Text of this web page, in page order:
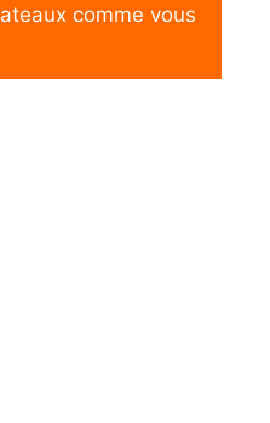
comme vous